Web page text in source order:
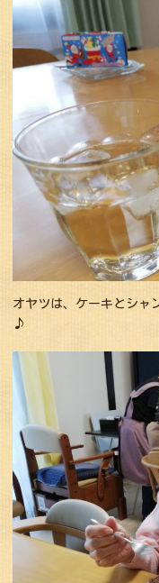
オヤツは、ケーキとシャ
♪